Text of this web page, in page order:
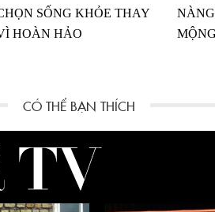
SỐNG KHỎE THAY
HOÀN HẢO